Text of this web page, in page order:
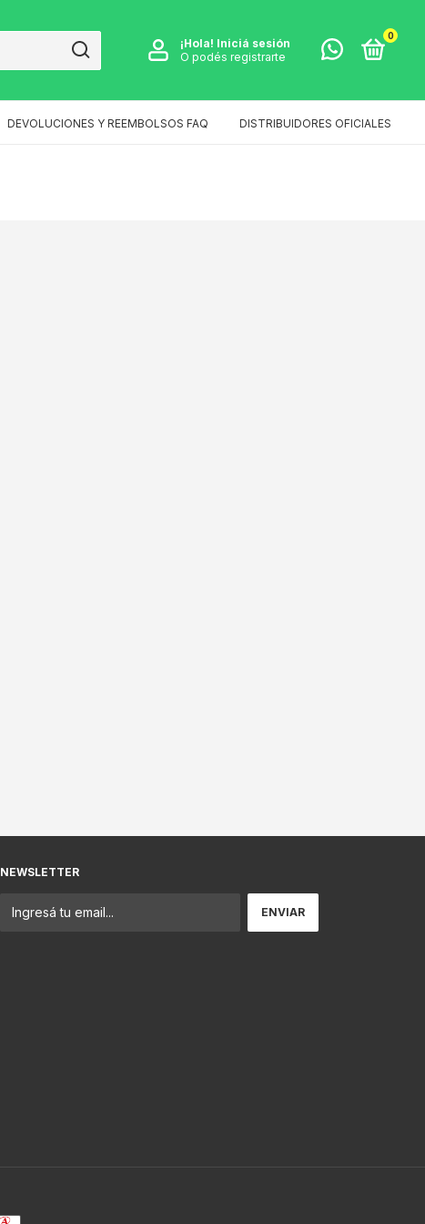
¡Hola! Iniciá sesión
O podés registrarte
0
DEVOLUCIONES Y REEMBOLSOS FAQ DISTRIBUIDORES OFICIALES
NEWSLETTER